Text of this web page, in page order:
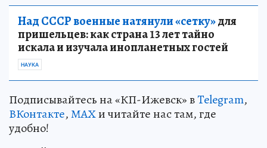
Над СССР военные натянули «сетку»для
пришельцев: как страна 13 лет тайно
искала и изучала инопланетных гостей
НАУКА
Подписывайтесь на «КП-Ижевск» вTelegram,
ВКонтакте,МАХи читайте нас там, где
удобно!